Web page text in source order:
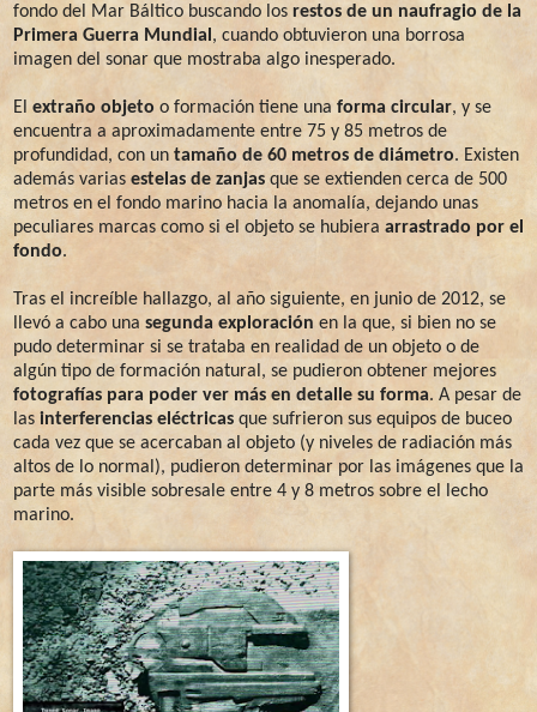
fondo del Mar Báltico buscando los restos de un naufragio de la
Primera Guerra Mundial, cuando obtuvieron una borrosa
imagen del sonar que mostraba algo inesperado.
El extraño objeto o formación tiene una forma circular, y se
encuentra a aproximadamente entre 75 y 85 metros de
profundidad, con un tamaño de 60 metros de diámetro. Existen
además varias estelas de zanjas que se extienden cerca de 500
metros en el fondo marino hacia la anomalía, dejando unas
peculiares marcas como si el objeto se hubiera arrastrado por el
fondo.
Tras el increíble hallazgo, al año siguiente, en junio de 2012, se
llevó a cabo una segunda exploración en la que, si bien no se
pudo determinar si se trataba en realidad de un objeto o de
algún tipo de formación natural, se pudieron obtener mejores
fotografías para poder ver más en detalle su forma. A pesar de
las interferencias eléctricas que sufrieron sus equipos de buceo
cada vez que se acercaban al objeto (y niveles de radiación más
altos de lo normal), pudieron determinar por las imágenes que la
parte más visible sobresale entre 4 y 8 metros sobre el lecho
marino.